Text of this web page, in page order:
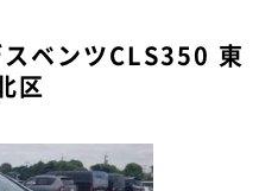
ベンツCLS350 東
区